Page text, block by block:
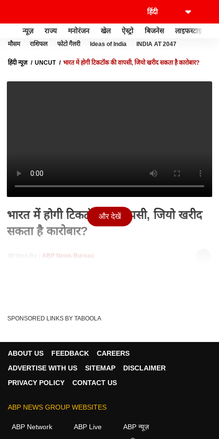
न्यूज़ राज्य मनोरंजन खेल ऐस्ट्रो बिजनेस लाइफस्टाइल
मौसम राशिफल फोटो गैलरी Ideas of India INDIA AT 2047
हिंदी न्यूज़ UNCUT भारत में होगी टिकटॉक की वापसी, जियो खरीद सकता है कारोबार?
भारत में होगी टिकटॉक की वापसी, जियो खरीद
सकता है कारोबार?
ABP News Bureau
Tags : ByteDance TikTok
और देखें
SPONSORED LINKS BY TABOOLA
ABOUT US FEEDBACK
CAREERS
ADVERTISE WITH US
SITEMAP
DISCLAIMER
PRIVACY POLICY
CONTACT US
ABP NEWS GROUP WEBSITES
ABP Network ABP Live
ABP न्यूज़